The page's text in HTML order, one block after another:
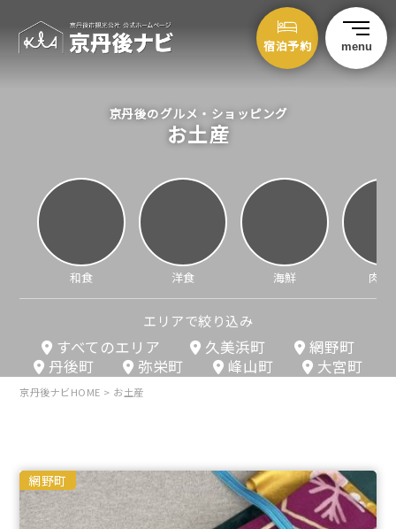
宿泊予約 menu
京丹後のグルメ・ショッピング
お土産
和食 洋食 海鮮 肉料
エリアで絞り込み
すべてのエリア 久美浜町
網野町
丹後町
弥栄町 峰山町 大宮町
京丹後ナビHOME > お土産
網野町